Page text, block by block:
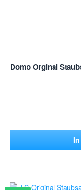
Domo Orginal